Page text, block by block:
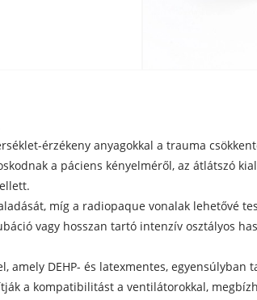
érzékeny anyagokkal a trauma
a páciens kényelméről, az átlátszó
míg a radiopaque vonalak lehetővé
vagy hosszan tartó intenzív osztályos
amely DEHP- és latexmentes,
a kompatibilitást a ventilátorokkal,